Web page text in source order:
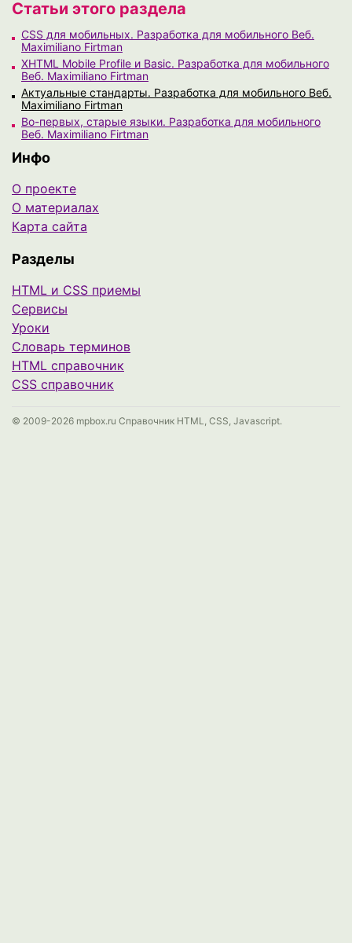
Статьи этого раздела
CSS для мобильных. Разработка для мобильного Веб.
Maximiliano Firtman
XHTML Mobile Profile и Basic. Разработка для мобильного
Веб. Maximiliano Firtman
Актуальные стандарты. Разработка для мобильного Веб.
Maximiliano Firtman
Во-первых, старые языки. Разработка для мобильного
Веб. Maximiliano Firtman
Инфо
О проекте
О материалах
Карта сайта
Разделы
HTML и CSS приемы
Сервисы
Уроки
Cловарь терминов
HTML справочник
CSS справочник
© 2009-2026 mpbox.ru Справочник HTML, CSS, Javascript.